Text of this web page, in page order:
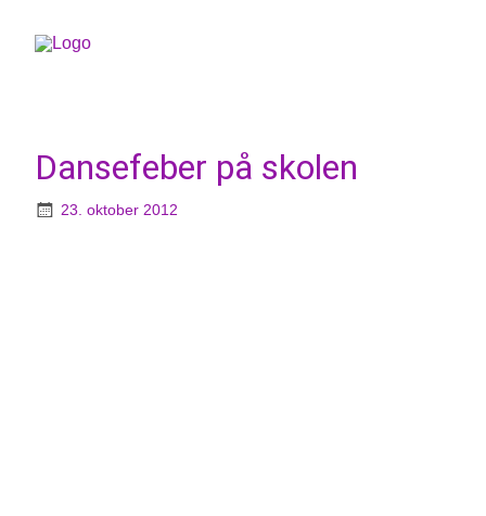
Dansefeber på skolen
23. oktober 2012